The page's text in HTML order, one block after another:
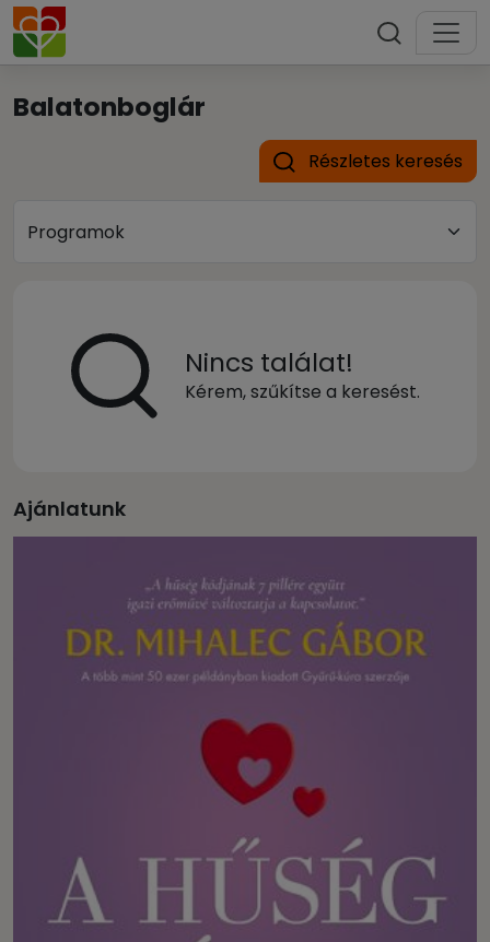
Balatonboglár
Részletes keresés
Nincs találat!
Kérem, szűkítse a keresést.
Ajánlatunk